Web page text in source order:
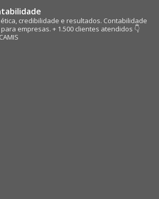
credibilidade e resultados. Contabilidade
empresas. + 1.500 clientes atendidos 👇